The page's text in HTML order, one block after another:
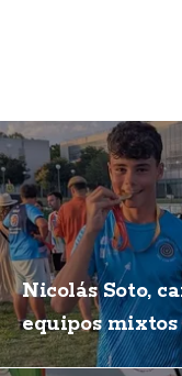
Nicolás Soto,
equipos mixtos